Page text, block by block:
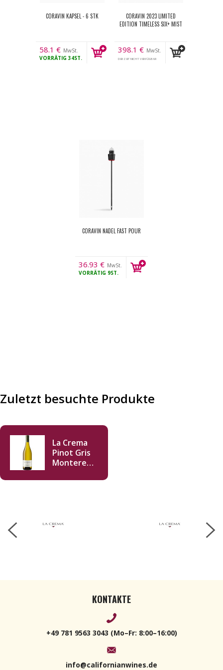
CORAVIN KAPSEL - 6 STK
58.1 € MwSt.
VORRÄTIG 34ST.
CORAVIN 2023 LIMITED
EDITION TIMELESS SIX+ MIST
398.1 € MwSt.
DERZEIT NICHT VERFÜGBAR
CORAVIN NADEL FAST POUR
36.93 € MwSt.
VORRÄTIG 9ST.
Zuletzt besuchte Produkte
La Crema
Pinot Gris
Monterey
KONTAKTE
+49 781 9563 3043 (Mo–Fr: 8:00–16:00)
info@californianwines.de